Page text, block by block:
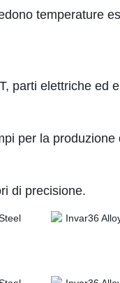
temperature
parti elettriche ed
per la
di precisione.